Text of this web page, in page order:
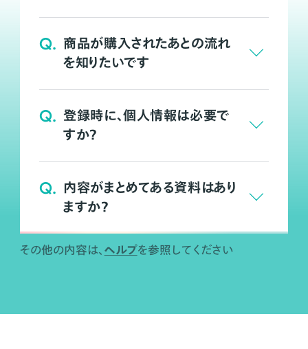
Q. 商品が購入されたあとの流れ
を知りたいです
Q. 登録時に、個人情報は必要で
すか？
Q. 内容がまとめてある資料はあり
ますか？
その他の内容は、 ヘルプを参照してください